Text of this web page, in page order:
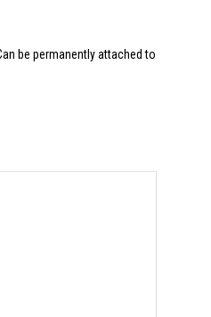
be permanently attached to